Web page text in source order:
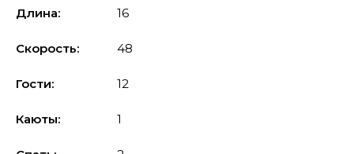
Длина: 16
Скорость: 48
Гости: 12
Каюты: 1